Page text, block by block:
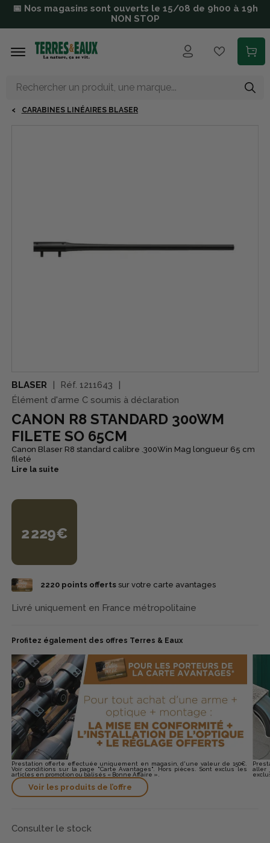
Aller au contenu principal
📅 Nos magasins sont ouverts le 15/08 de 9h00 à 19h
NON STOP
CARABINES LINÉAIRES BLASER
BLASER Réf. 1211643
Élément d'arme C soumis à déclaration
CANON R8 STANDARD 300WM
FILETE SO 65CM
Canon Blaser R8 standard calibre .300Win Mag longueur 65 cm
fileté
Lire la suite
2 229€
2220points offertssur votre carte avantages
Livré uniquement en France métropolitaine
Profitez également des offres Terres & Eaux
Prestation offerte effectuée uniquement en magasin, d'une valeur de 150€.
Voir conditions sur la page "Carte Avantages". Hors pièces. Sont exclus les
articles en promotion ou balisés « Bonne Affaire ».
Voir les produits de l’offre
aller
Consulter le stock